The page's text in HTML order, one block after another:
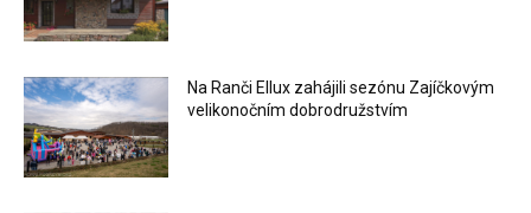
Na Ranči Ellux zahájili sezónu Zajíčkovým
velikonočním dobrodružstvím